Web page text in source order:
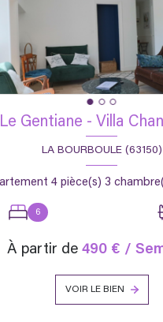
Le Gentiane - Villa
LA BOURBOULE (63150)
6
À partir de 490 € /
VOIR LE BIEN